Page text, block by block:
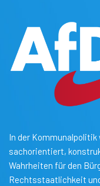
In der
sachorientiert,
Wahrheiten für den
Rechtsstaatlichkeit